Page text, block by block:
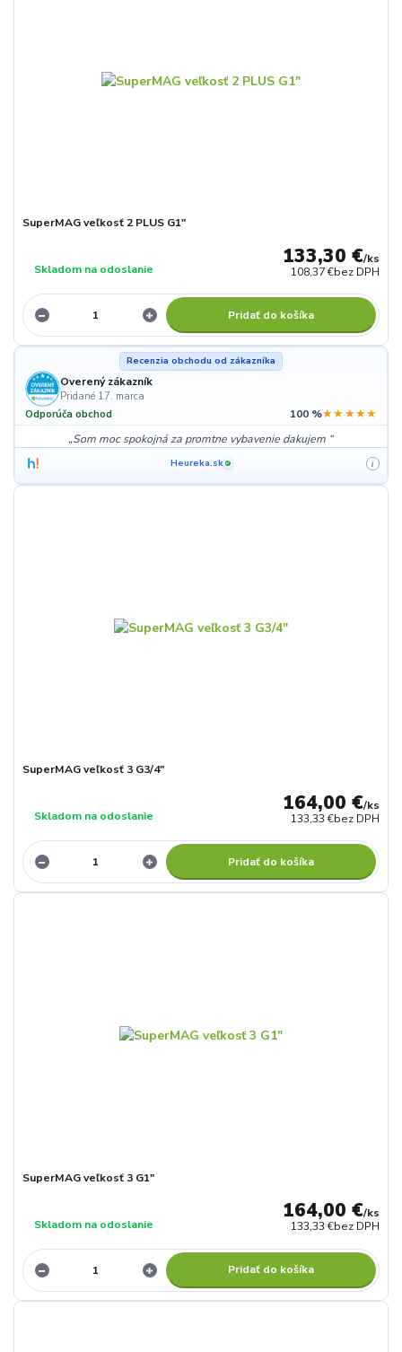
SuperMAG veľkosť 2 PLUS G1"
133,30 €/ks
108,37 €bez DPH
Skladom na odoslanie
Pridať do košíka
Recenzia obchodu od zákazníka
Overený zákazník
Pridané 17. marca
Odporúča obchod 100 %★★★★★
Som moc spokojná za promtne vybavenie dakujem
Heureka.sk ✓ i
SuperMAG veľkosť 3 G3/4"
164,00 €/ks
133,33 €bez DPH
Skladom na odoslanie
Pridať do košíka
SuperMAG veľkosť 3 G1"
164,00 €/ks
133,33 €bez DPH
Skladom na odoslanie
Pridať do košíka